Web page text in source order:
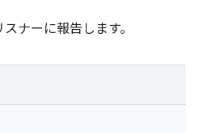
ナーに報告します。